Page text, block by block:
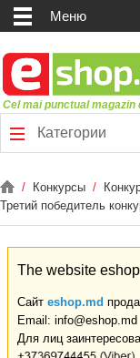
Меню
Cel mai punctual magazin
Категории
/ Конкурсы /
Третий победитель
The website
Сайт eshop.md
Email: info@eshop.md
Для лиц